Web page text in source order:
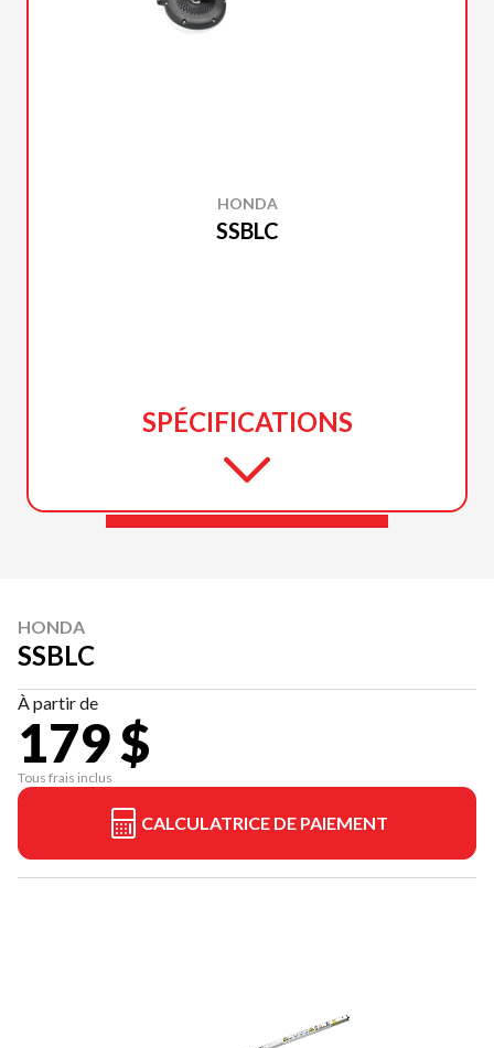
HONDA
SSBLC
SPÉCIFICATIONS
HONDA
SSBLC
À partir de
179 $
Tous frais inclus
CALCULATRICE DE PAIEMENT